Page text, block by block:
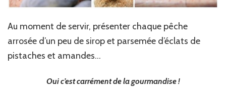
Au moment de servir, présenter chaque pêche
arrosée d’un peu de sirop et parsemée d’éclats de
pistaches et amandes…
Oui c’est carrément de la gourmandise !